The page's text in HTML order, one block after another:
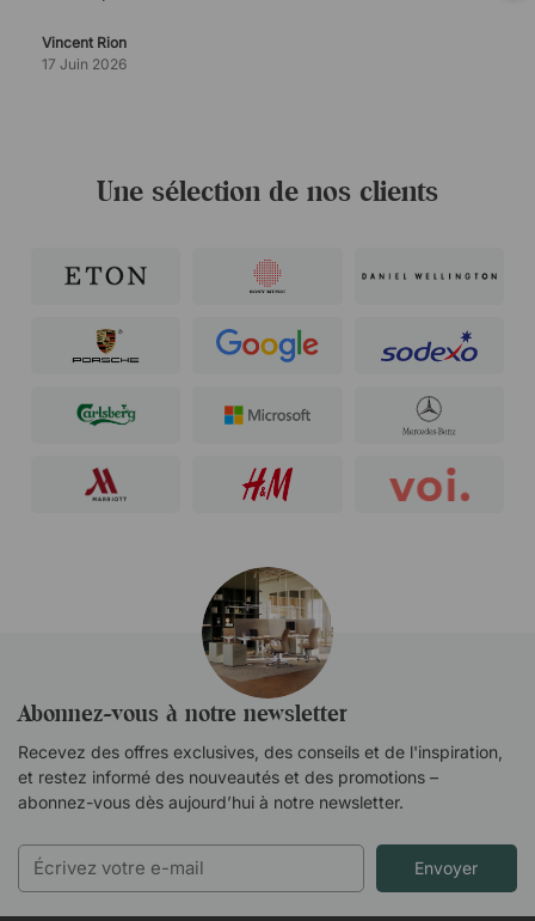
Vincent Rion
17 Juin 2026
Une sélection de nos clients
Abonnez-vous à notre newsletter
Recevez des offres exclusives, des conseils et de l'inspiration,
et restez informé des nouveautés et des promotions –
abonnez-vous dès aujourd’hui à notre newsletter.
Envoyer